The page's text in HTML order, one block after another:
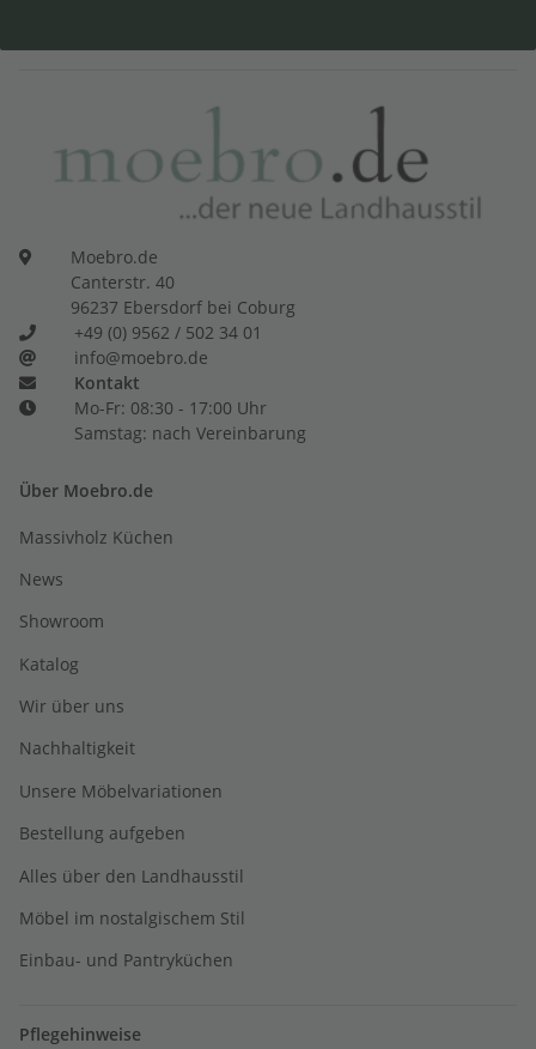
Moebro.de
Canterstr. 40
96237 Ebersdorf bei Coburg
+49 (0) 9562 / 502 34 01
info@moebro.de
Kontakt
Mo-Fr: 08:30 - 17:00 Uhr
Samstag: nach Vereinbarung
Über Moebro.de
Massivholz Küchen
News
Showroom
Katalog
Wir über uns
Nachhaltigkeit
Unsere Möbelvariationen
Bestellung aufgeben
Alles über den Landhausstil
Möbel im nostalgischem Stil
Einbau- und Pantryküchen
Pflegehinweise